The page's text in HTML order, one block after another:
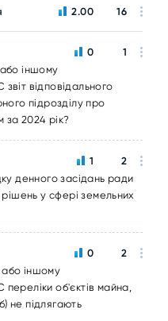
2.00 16
іншому
відповідального
підрозділу про
за 2024 рік?
0 1
денного засідань ради
рішень у сфері земельних
1 2
іншому
об'єктів майна,
не підлягають
0 2